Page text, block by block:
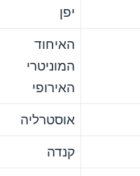
יפן
האיחוד
המוניטרי
האירופי
אוסטרליה
קנדה